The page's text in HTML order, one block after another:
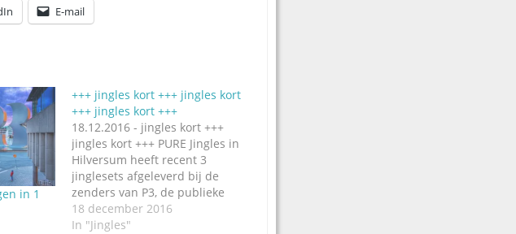
E-mail
in 1
+++ jingles kort +++ jingles kort
+++ jingles kort +++
18.12.2016 - jingles kort +++
jingles kort +++ PURE Jingles in
Hilversum heeft recent 3
jinglesets afgeleverd bij de
zenders van P3, de publieke
omroep van Zweden. Hot AC
jingles voor P3, CHR-jingles
18 december 2016
In "Jingles"